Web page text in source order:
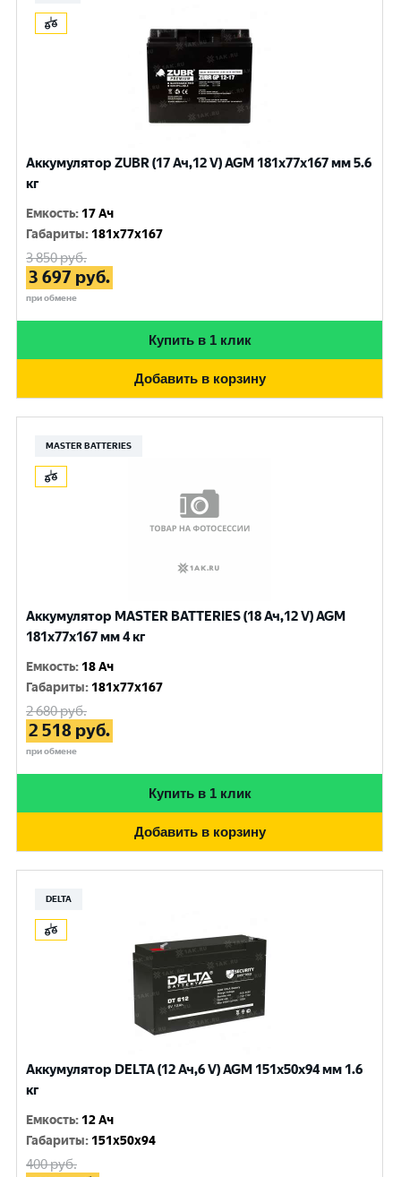
Аккумулятор ZUBR (17 Ач,12 V) AGM 181x77x167 мм 5.6
кг
Емкость: 17 Ач
Габариты: 181x77x167
3 850руб.
3 697 руб.
при обмене
Купить в 1 клик
Добавить в корзину
MASTER BATTERIES
Аккумулятор MASTER BATTERIES (18 Ач,12 V) AGM
181x77x167 мм 4 кг
Емкость: 18 Ач
Габариты: 181x77x167
2 680руб.
2 518 руб.
при обмене
Купить в 1 клик
Добавить в корзину
DELTA
Аккумулятор DELTA (12 Ач,6 V) AGM 151x50x94 мм 1.6
кг
Емкость: 12 Ач
Габариты: 151x50x94
400руб.